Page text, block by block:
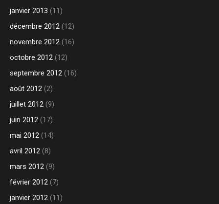
janvier 2013 (11)
décembre 2012 (12)
novembre 2012 (16)
octobre 2012 (12)
septembre 2012 (16)
août 2012 (2)
juillet 2012 (9)
juin 2012 (17)
mai 2012 (14)
avril 2012 (8)
mars 2012 (9)
février 2012 (7)
janvier 2012 (11)